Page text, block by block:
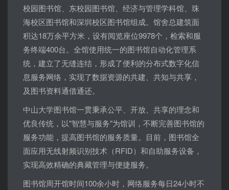
校园图书馆、东校园图书馆、经济与管理学科馆、珠
海校区图书馆和深圳校区图书馆组成。馆舍总建筑面
积达18万余平方米，设有阅览座位9978个，检索和服
务终端400台。全馆使用统一的图书馆自动化管理系
统，建立了无缝连结，形成了便利的分布式数字化信
息服务网络，实现了数据资源的共建、共知与共享，
及图书资料通借通还。
中山大学图书馆一贯秉承公平、开放、共享的理念和
优良传统，以"智慧与服务"为馆训，不断完善图书馆的
服务功能，提高图书馆的服务质量。目前，图书馆全
面应用无线射频识别技术（RFID）和自助服务设备，
实现高效精确的典藏管理与便捷服务。
图书馆周开馆时间100余小时，网络服务每日24小时不